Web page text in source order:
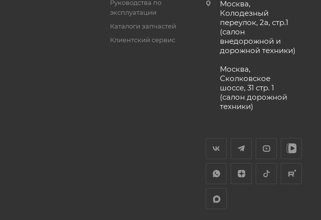
Руководства по
эксплуатации
Каталоги запчастей
Клиентский сервис
Москва,
Колодезный
переулок, 2а, стр.1
(салон
внедорожной и
дорожной техники)
Москва,
Сколковское
шоссе, 31 стр. 1
(салон дорожной
техники)